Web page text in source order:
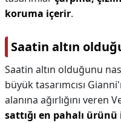
koruma içerir.
Saatin altın
Saatin altın olduğunu
büyük tasarımcısı
alanına ağırlığını veren
sattığı en pahalı